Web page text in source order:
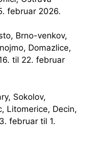
februar 2026.
Brno-venkov,
Domazlice,
til 22. februar
Sokolov,
Litomerice, Decin,
februar til 1.